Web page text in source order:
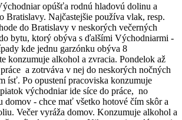
opúšťa rodnú hladovú dolinu a
Bratislavy. Najčastejšie používa vlak, resp.
do Bratislavy v neskorých večerných
bytu, ktorý obýva s ďalšími Východniarmi -
kde jednu garzónku obýva 8
konzumuje alkohol a zvracia. Pondelok až
a zotrváva v nej do neskorých nočných
ísť. Po opustení pracoviska konzumuje
východniar ide síce do práce, no
domov - chce mať všetko hotové čím skôr a
Večer vyráža domov. Konzumuje alkohol a